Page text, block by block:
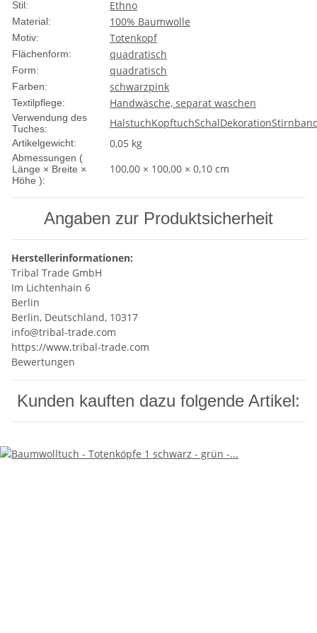
Stil: Ethno
Material: 100% Baumwolle
Motiv: Totenkopf
Flächenform: quadratisch
Form: quadratisch
Farben: schwarzpink
Textilpflege: Handwäsche, separat waschen
Verwendung des
Tuches:
HalstuchKopftuchSchalDekoration
Artikelgewicht: 0,05 kg
Abmessungen (
Länge × Breite ×
Höhe ):
100,00 × 100,00 × 0,10 cm
Angaben zur Produktsicherheit
Herstellerinformationen:
Tribal Trade GmbH
Im Lichtenhain 6
Berlin
Berlin, Deutschland, 10317
info@tribal-trade.com
https://www.tribal-trade.com
Bewertungen
Kunden kauften dazu folgende Artikel: